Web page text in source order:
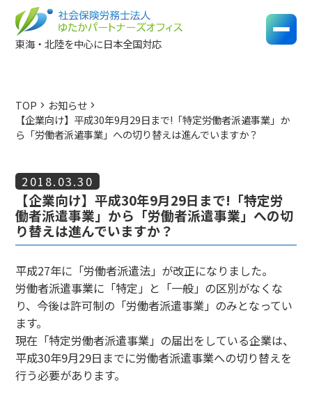
東海・北陸を中心に日本全国対応
TOP chevron_right お知らせ chevron_right
【企業向け】平成30年9月29日まで!「特定労働者派遣事業」か
ら「労働者派遣事業」への切り替えは進んでいますか？
2018.03.30
【企業向け】平成30年9月29日まで!「特定労
働者派遣事業」から「労働者派遣事業」への切
り替えは進んでいますか？
平成27年に「労働者派遣法」が改正になりました。
労働者派遣事業に「特定」と「一般」の区別がなくな
り、今後は許可制の「労働者派遣事業」のみとなってい
ます。
現在「特定労働者派遣事業」の届出をしている企業は、
平成30年9月29日までに労働者派遣事業への切り替えを
行う必要があります。